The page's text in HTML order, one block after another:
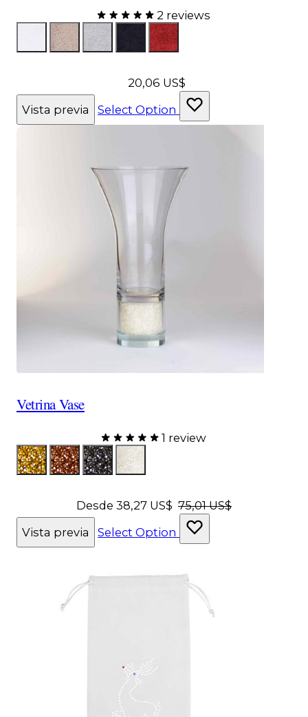
2 reviews
ToallaBlanca
ToallaTopoToalla GrisToallaNegra
ToallaRoja
20,06 $
Vista previa
Select Option
Vetrina Vase
1 review
Color
Relleno de oro
Relleno rosa
RellenoCarbón
RellenoChampán
Desde 38,27 US$ 75,01 US$
Vista previa
Select Option